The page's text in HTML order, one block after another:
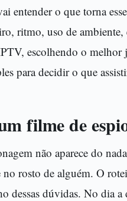
entender o que torna
ritmo, uso de
escolhendo o
para decidir o que
filme de
não aparece do
rosto de alguém. O
dessas dúvidas. No dia